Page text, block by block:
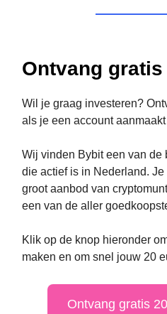
Ontvang gratis
Wil je graag investeren?
als je een account
Wij vinden Bybit een van de
die actief is in Nederland.
groot aanbod van
een van de aller
Klik op de knop hieronder
maken en om snel jouw 20
Ontvang gratis